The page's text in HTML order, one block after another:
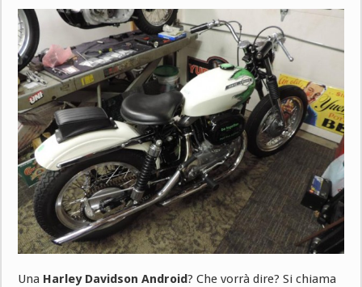
Una Harley Davidson Android? Che vorrà dire? Si chiama